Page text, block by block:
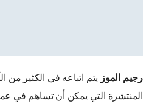
رجيم الموز يتم اتباعه في الكثير من
المنتشرة التي يمكن أن تساهم في